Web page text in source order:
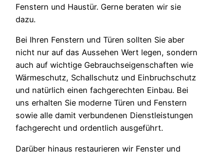
Fenstern und Haustür. Gerne beraten wir sie
dazu.
Bei Ihren Fenstern und Türen sollten Sie aber
nicht nur auf das Aussehen Wert legen, sondern
auch auf wichtige Gebrauchseigenschaften wie
Wärmeschutz, Schallschutz und Einbruchschutz
und natürlich einen fachgerechten Einbau. Bei
uns erhalten Sie moderne Türen und Fenstern
sowie alle damit verbundenen Dienstleistungen
fachgerecht und ordentlich ausgeführt.
Darüber hinaus restaurieren wir Fenster und